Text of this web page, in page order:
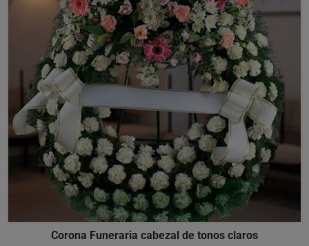
Corona Funeraria cabezal de tonos claros